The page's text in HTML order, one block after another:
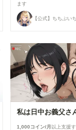
ます
【公式】ちちぷい
1,000コイン/月 以上支援